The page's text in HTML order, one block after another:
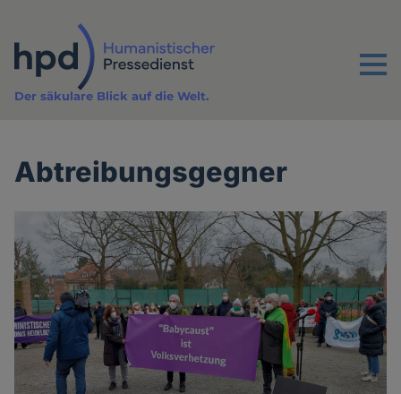
Inhalt
Menu
Der säkulare Blick auf die Welt.
Abtreibungsgegner